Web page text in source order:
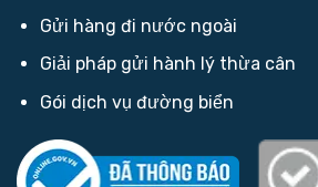
Gửi hàng đi nước ngoài
Giải pháp gửi hành lý thừa cân
Gói dịch vụ đường biển